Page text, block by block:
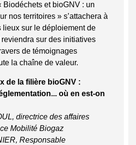
Biodéchets et bioGNV : un
nos territoires » s’attachera à
lieux sur le déploiement de
sur des initiatives
de témoignages
la chaîne de valeur.
de la filière bioGNV :
où en est-on
directrice des affaires
Mobilité Biogaz
Responsable